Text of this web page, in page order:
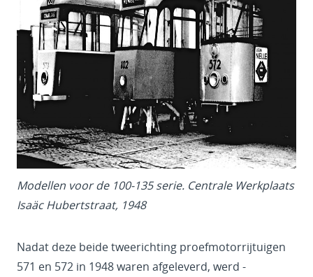
Modellen voor de 100-135 serie. Centrale Werkplaats
Isaäc Hubertstraat, 1948
Nadat deze beide tweerichting proefmotorrijtuigen
571 en 572 in 1948 waren afgeleverd, werd -